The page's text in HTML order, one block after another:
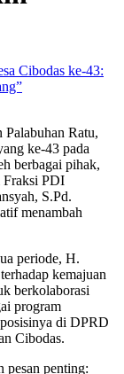
Palabuhan Ratu,
ke-43 pada
berbagai pihak,
Fraksi PDI
S.Pd.
menambah
periode, H.
kemajuan
berkolaborasi
program
di DPRD
Cibodas.
pesan penting: